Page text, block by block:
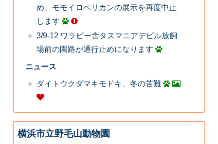
め、モモイロペリカンの展示を再度中止
します
3/9-12 ワラビー舎タスマニアデビル放飼
場前の園路が通行止めになります
ニュース
ダイトウクダマキモドキ、冬の苦難
横浜市立野毛山動物園